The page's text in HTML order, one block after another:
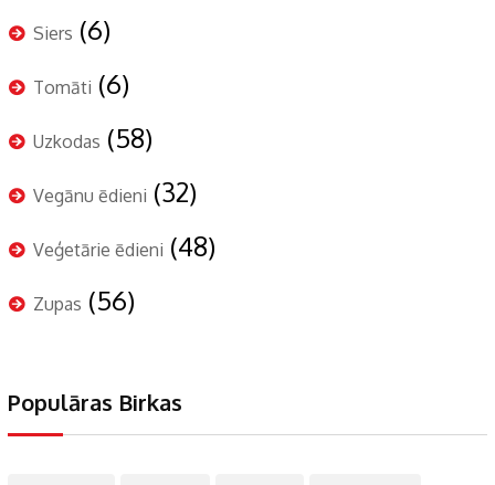
Siers (6)
Tomāti (6)
Uzkodas (58)
Vegānu ēdieni (32)
Veģetārie ēdieni (48)
Zupas (56)
Populāras Birkas